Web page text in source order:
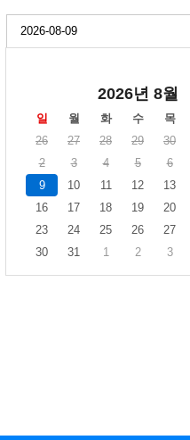
2026년 8월
일 월 화 수 목
26
27 28 29 30
2
3 4 5 6
9
10 11 12 13
16
17 18 19 20
23
24 25 26 27
30
31 1 2 3